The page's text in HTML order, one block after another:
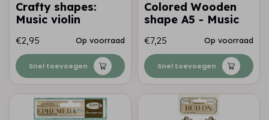
Crafty shapes:
Music violin
€2,95 Op voorraad
Snel toevoegen
Colored Wooden
shape A5 - Music
€7,25 Op voorraad
Snel toevoegen